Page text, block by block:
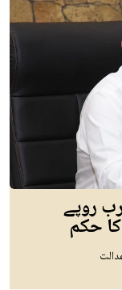
میمن کے خلاف پونے6 ارب روپے
حکم